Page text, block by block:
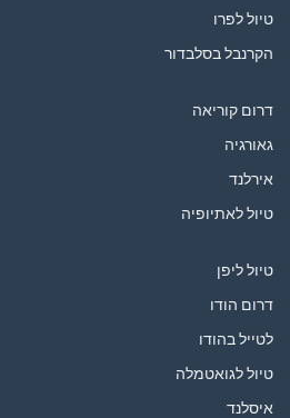
טיול לפרו
הקרנבל בסלבדור
דרום קוריאה
גאורגיה
אירלנד
טיול לאתיופיה
טיול ליפן
דרום הודו
לטייל בהודו
טיול לגואטמלה
איסלנד